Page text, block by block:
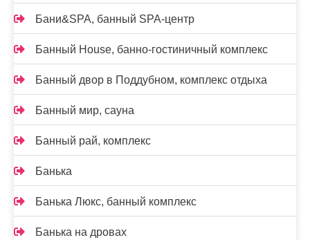
Бани&SPA, банный SPA-центр
Банный House, банно-гостиничный комплекс
Банный двор в Поддубном, комплекс отдыха
Банный мир, сауна
Банный рай, комплекс
Банька
Банька Люкс, банный комплекс
Банька на дровах